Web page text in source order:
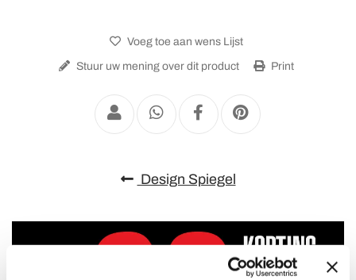
Voeg toe aan wens Lijst
Stuur uw mening over dit product Print
Design Spiegel